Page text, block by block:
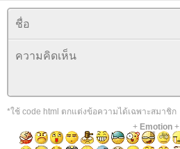
*ใช้ code html ตกแต่งข้อความได้เฉพาะสมาชิก
+ Emotion+